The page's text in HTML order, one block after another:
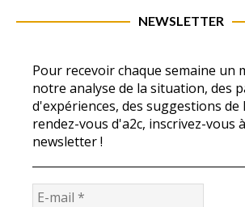
NEWSLETTER
Pour recevoir chaque semaine un
notre analyse de la situation, des
d'expériences, des suggestions de
rendez-vous d'a2c, inscrivez-vous
newsletter !